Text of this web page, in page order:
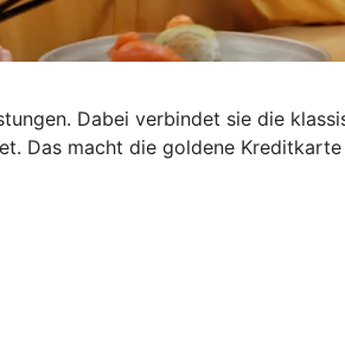
Dabei verbindet sie die
Das macht die goldene